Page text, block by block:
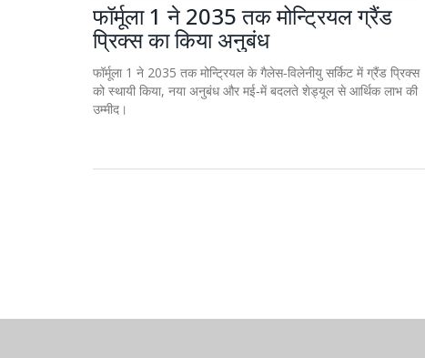
फॉर्मूला 1 ने 2035 तक मोन्ट्रियल ग्रैंड
प्रिक्स का किया अनुबंध
फॉर्मूला 1 ने 2035 तक मोन्ट्रियल के गैलेस‑विलेनीयु सर्किट में ग्रैंड प्रिक्स
को स्थायी किया, नया अनुबंध और मई‑में बदलते शेड्यूल से आर्थिक लाभ की
उम्मीद।